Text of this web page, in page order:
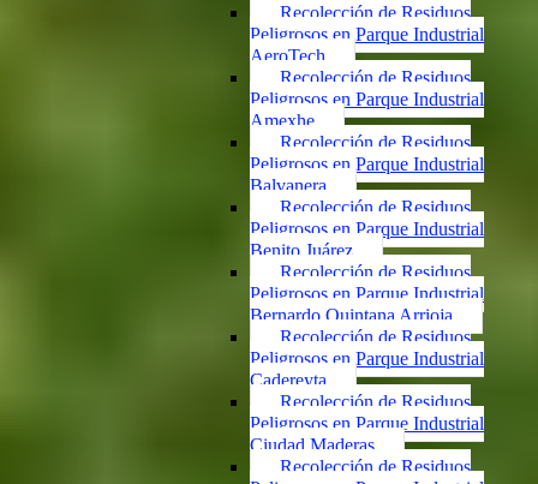
Recolección de Residuos
Peligrosos en Parque Industrial
AeroTech
Recolección de Residuos
Peligrosos en Parque Industrial
Amexhe
Recolección de Residuos
Peligrosos en Parque Industrial
Balvanera
Recolección de Residuos
Peligrosos en Parque Industrial
Benito Juárez
Recolección de Residuos
Peligrosos en Parque Industrial
Bernardo Quintana Arrioja
Recolección de Residuos
Peligrosos en Parque Industrial
Cadereyta
Recolección de Residuos
Peligrosos en Parque Industrial
Ciudad Maderas
Recolección de Residuos